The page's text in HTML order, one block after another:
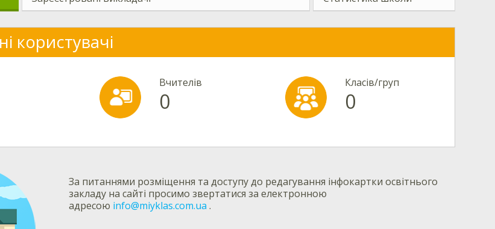
користувачі
Вчителів
0
Класів/груп
0
За питаннями розміщення та доступу до редагування інфокартки освітнього
закладу на сайті просимо звертатися за електронною
адресою info@miyklas.com.ua .